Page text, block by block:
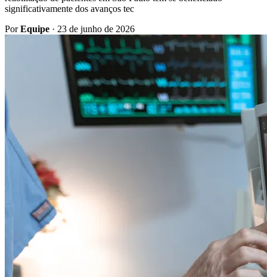
significativamente dos avanços tec
PorEquipe · 23 de junho de 2026